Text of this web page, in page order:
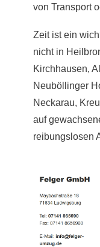
von Transport
Zeit ist ein
nicht in
Kirchhausen,
Neuböllinger
Neckarau,
auf
reibungslosen